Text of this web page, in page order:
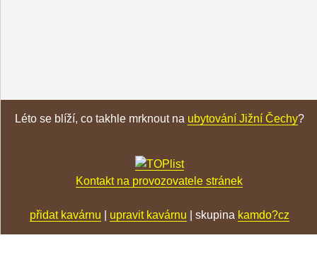
Léto se blíží, co takhle mrknout na ubytování Jižní Čechy?
Kontakt na provozovatele stránek
přidat kavárnu upravit kavárnu | skupina kamdo?cz